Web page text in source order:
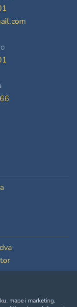
mape i marketing.